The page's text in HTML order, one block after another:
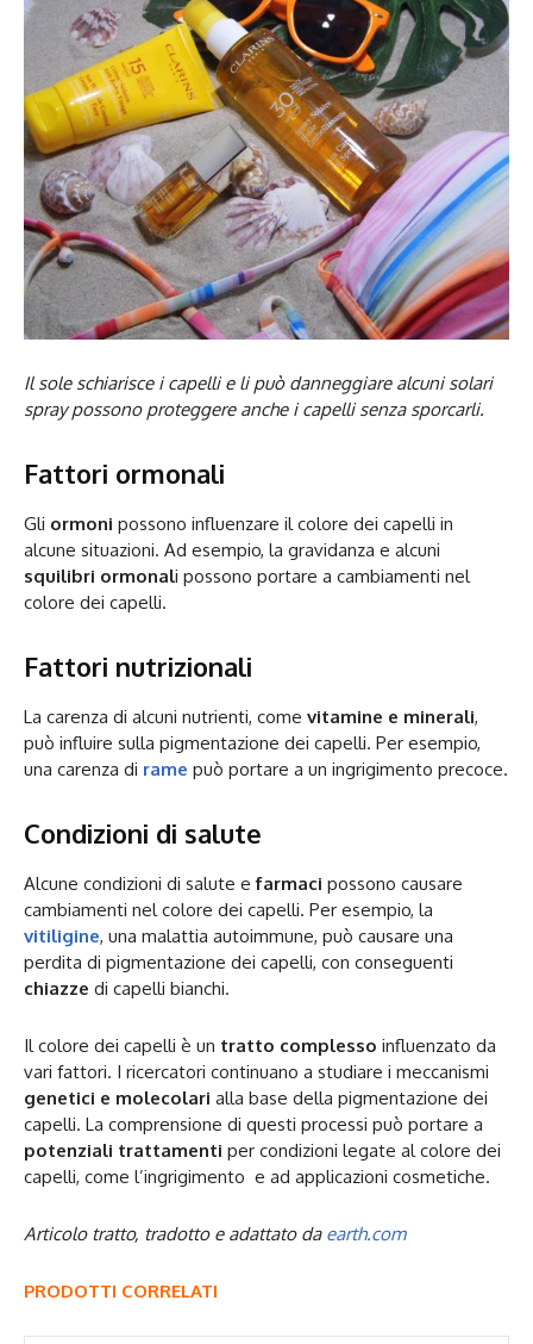
Il sole schiarisce i capelli e li può danneggiare alcuni solari
spray possono proteggere anche i capelli senza sporcarli.
Fattori ormonali
Gli ormoni possono influenzare il colore dei capelli in
alcune situazioni. Ad esempio, la gravidanza e alcuni
squilibri ormonali possono portare a cambiamenti nel
colore dei capelli.
Fattori nutrizionali
La carenza di alcuni nutrienti, come vitamine e minerali,
può influire sulla pigmentazione dei capelli. Per esempio,
una carenza di rame può portare a un ingrigimento precoce.
Condizioni di salute
Alcune condizioni di salute efarmaci possono causare
cambiamenti nel colore dei capelli. Per esempio, la
vitiligine, una malattia autoimmune, può causare una
perdita di pigmentazione dei capelli, con conseguenti
chiazze di capelli bianchi.
Il colore dei capelli è un tratto complesso influenzato da
vari fattori. I ricercatori continuano a studiare i meccanismi
genetici e molecolari alla base della pigmentazione dei
capelli. La comprensione di questi processi può portare a
potenziali trattamenti per condizioni legate al colore dei
capelli, come l’ingrigimento e ad applicazioni cosmetiche.
Articolo tratto, tradotto e adattato da earth.com
PRODOTTI CORRELATI